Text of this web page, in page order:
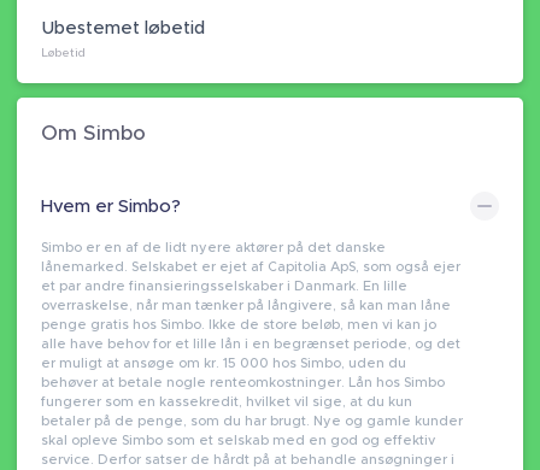
Ubestemet løbetid
Løbetid
Om Simbo
Hvem er Simbo?
Simbo er en af de lidt nyere aktører på det danske
lånemarked. Selskabet er ejet af Capitolia ApS, som også ejer
et par andre finansieringsselskaber i Danmark. En lille
overraskelse, når man tænker på långivere, så kan man låne
penge gratis hos Simbo. Ikke de store beløb, men vi kan jo
alle have behov for et lille lån i en begrænset periode, og det
er muligt at ansøge om kr. 15 000 hos Simbo, uden du
behøver at betale nogle renteomkostninger. Lån hos Simbo
fungerer som en kassekredit, hvilket vil sige, at du kun
betaler på de penge, som du har brugt. Nye og gamle kunder
skal opleve Simbo som et selskab med en god og effektiv
service. Derfor satser de hårdt på at behandle ansøgninger i